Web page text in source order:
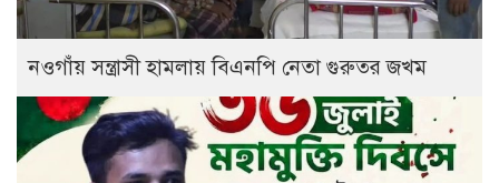
নওগাঁয় সন্ত্রাসী হামলায় বিএনপি নেতা গুরুতর জখম